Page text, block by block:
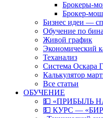
Брокеры-
Брокер-
Бизнес идеи —
Обучение по
Живой график
Экономический
Теханализ
Система Оскара
Калькулятор
Все статьи
ОБУЧЕНИЕ
💵 «ПРИБЫЛЬ
💵 КУРС —